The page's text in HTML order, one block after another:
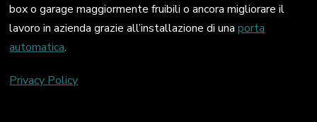
box o garage maggiormente fruibili o ancora migliorare il
lavoro in azienda grazie all’installazione di unaporta
automatica.
Privacy Policy